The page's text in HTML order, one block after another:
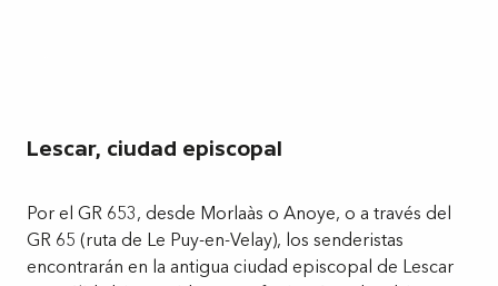
Lescar, ciudad episcopal
Por el GR 653, desde Morlaàs o Anoye, o a través del
GR 65 (ruta de Le Puy-en-Velay), los senderistas
encontrarán en la antigua ciudad episcopal de Lescar